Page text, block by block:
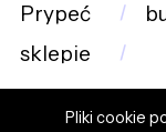
Prypeć
sklepie
Pliki cookie